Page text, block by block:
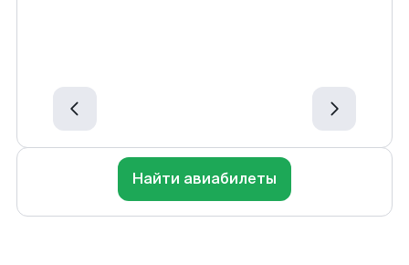
Найти авиабилеты